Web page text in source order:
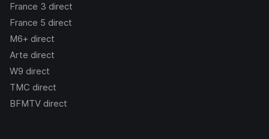
France 3 direct
France 5 direct
M6+ direct
Arte direct
W9 direct
TMC direct
BFMTV direct